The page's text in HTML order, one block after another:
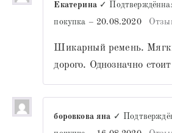
Екатерина ✓
покупка – 20.08.2020
Шикарный ремень.
дорого. Однозначно
боровкова яна ✓